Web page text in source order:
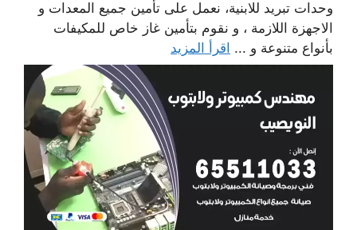
وحدات تبريد للابنية، نعمل على تأمين جميع المعدات و
الاجهزة اللازمة ، و نقوم بتأمين غاز خاص للمكيفات
بأنواع متنوعة و ... اقرأ المزيد